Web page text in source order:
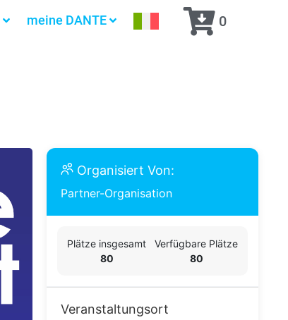
meine DANTE 0
Organisiert Von:
Partner-Organisation
Plätze insgesamt
80
Verfügbare Plätze
80
Veranstaltungsort